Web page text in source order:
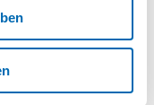
Aquence PL